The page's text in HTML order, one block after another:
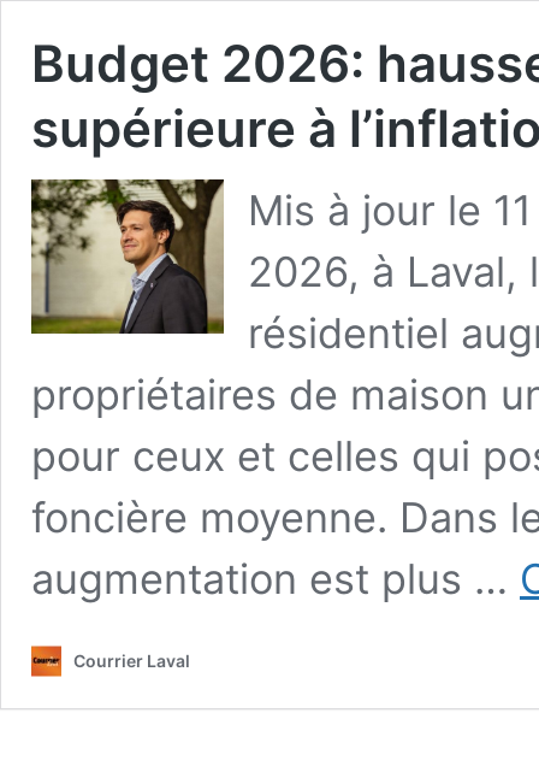
Budget 2026:
supérieure à
Mis à jour le
2026, à Laval,
résidentiel
propriétaires de maison
pour ceux et celles qui
foncière moyenne. Dans
augmentation est plus …
Courrier Laval